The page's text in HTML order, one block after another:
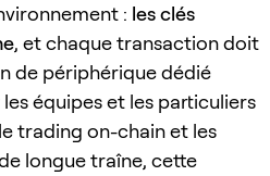
: les clés
, et chaque transaction doit
de périphérique dédié
équipes et les particuliers
trading on-chain et les
longue traîne, cette